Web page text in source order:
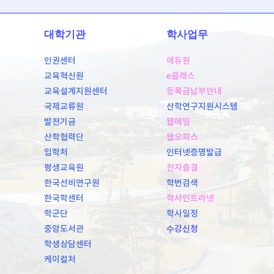
대학기관
인권센터
교육혁신원
교육설계지원센터
국제교류원
발전기금
산학협력단
입학처
평생교육원
한국선비연구원
한국학센터
학군단
중앙도서관
학생상담센터
케이컬처
학사업무
에듀원
e클래스
등록금납부안내
산학연구지원시스템
웹메일
웹오피스
인터넷증명발급
전자출결
학번검색
학사인트라넷
학사일정
수강신청